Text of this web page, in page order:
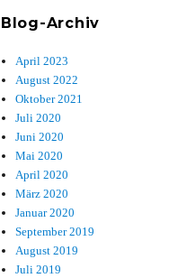
Blog-Archiv
April 2023
August 2022
Oktober 2021
Juli 2020
Juni 2020
Mai 2020
April 2020
März 2020
Januar 2020
September 2019
August 2019
Juli 2019